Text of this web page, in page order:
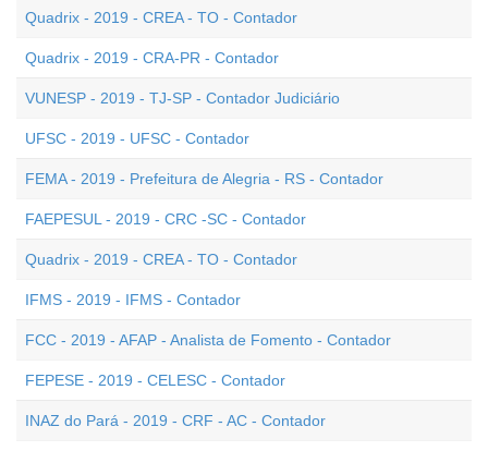
Quadrix - 2019 - CREA - TO - Contador
Quadrix - 2019 - CRA-PR - Contador
VUNESP - 2019 - TJ-SP - Contador Judiciário
UFSC - 2019 - UFSC - Contador
FEMA - 2019 - Prefeitura de Alegria - RS - Contador
FAEPESUL - 2019 - CRC -SC - Contador
Quadrix - 2019 - CREA - TO - Contador
IFMS - 2019 - IFMS - Contador
FCC - 2019 - AFAP - Analista de Fomento - Contador
FEPESE - 2019 - CELESC - Contador
INAZ do Pará - 2019 - CRF - AC - Contador